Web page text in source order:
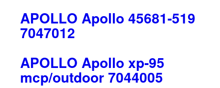
AΡΟLLΟ Apollo 45681-519
7047012
AΡΟLLΟ Apollo xp-95
mcp/outdoor 7044005